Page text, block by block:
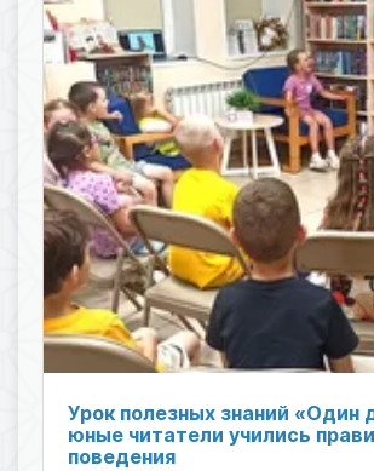
Урок полезных знаний «Один
юные читатели учились
поведения